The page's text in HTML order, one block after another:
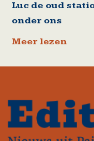
Luc de oud
onder ons
Meer lezen